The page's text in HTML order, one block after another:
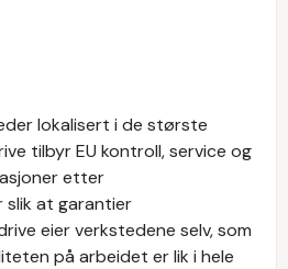
lokalisert i de største
tilbyr EU kontroll, service og
etter
slik at garantier
eier verkstedene selv, som
på arbeidet er lik i hele